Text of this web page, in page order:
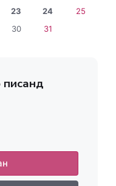
23 24
25
30 31